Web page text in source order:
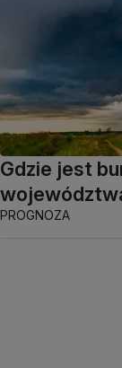
Gdzie jest
PROGNOZA